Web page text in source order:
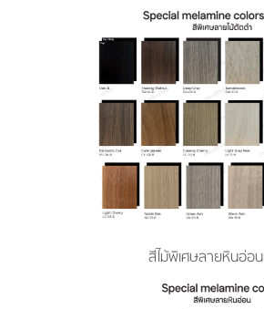
สีไม้พิเศษลายหินอ่อน